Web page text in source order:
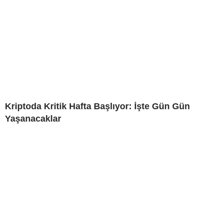
Kriptoda Kritik Hafta Başlıyor: İşte Gün Gün
Yaşanacaklar